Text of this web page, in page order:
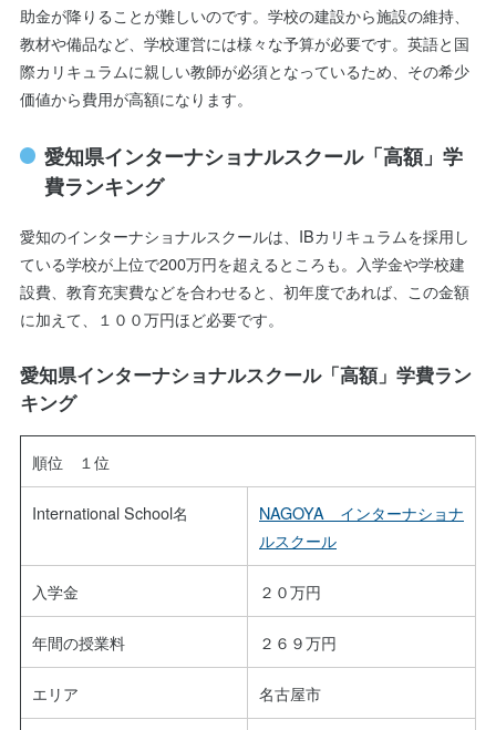
助金が降りることが難しいのです。学校の建設から施設の維持、
教材や備品など、学校運営には様々な予算が必要です。英語と国
際カリキュラムに親しい教師が必須となっているため、その希少
価値から費用が高額になります。
愛知県インターナショナルスクール「高額」学
費ランキング
愛知のインターナショナルスクールは、IBカリキュラムを採用し
ている学校が上位で200万円を超えるところも。入学金や学校建
設費、教育充実費などを合わせると、初年度であれば、この金額
に加えて、１００万円ほど必要です。
愛知県インターナショナルスクール「高額」学費ラン
キング
順位 １位
International School名
NAGOYA インターナショナ
ルスクール
入学金 ２０万円
年間の授業料 ２６９万円
エリア 名古屋市